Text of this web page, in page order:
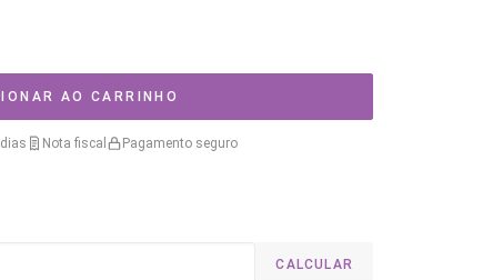
AO CARRINHO
Nota fiscal Pagamento seguro
CALCULAR